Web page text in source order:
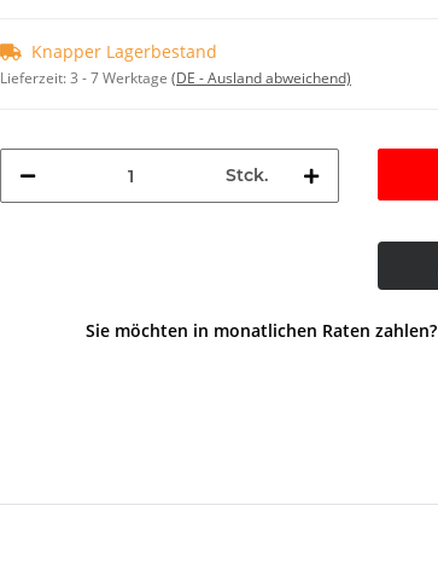
Knapper Lagerbestand
Lieferzeit:3 - 7 Werktage (DE - Ausland abweichend)
Stck.
Sie möchten in monatlichen Raten zahlen?